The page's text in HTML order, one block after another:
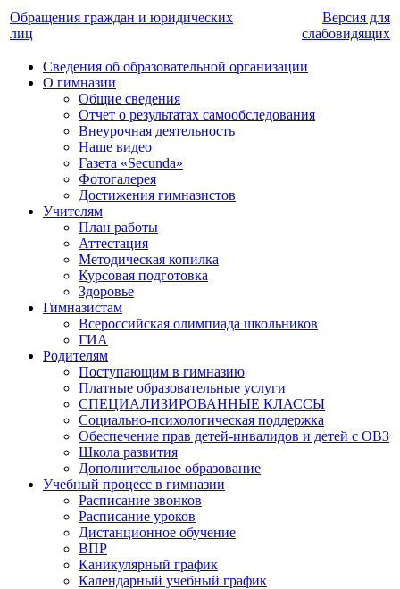
Обращения граждан и юридических
лиц
Версия для
слабовидящих
Сведения об образовательной организации
О гимназии
Общие сведения
Отчет о результатах самообследования
Внеурочная деятельность
Наше видео
Газета «Secunda»
Фотогалерея
Достижения гимназистов
Учителям
План работы
Аттестация
Методическая копилка
Курсовая подготовка
Здоровье
Гимназистам
Всероссийская олимпиада школьников
ГИА
Родителям
Поступающим в гимназию
Платные образовательные услуги
СПЕЦИАЛИЗИРОВАННЫЕ КЛАССЫ
Социально-психологическая поддержка
Обеспечение прав детей-инвалидов и детей с ОВЗ
Школа развития
Дополнительное образование
Учебный процесс в гимназии
Расписание звонков
Расписание уроков
Дистанционное обучение
ВПР
Каникулярный график
Календарный учебный график